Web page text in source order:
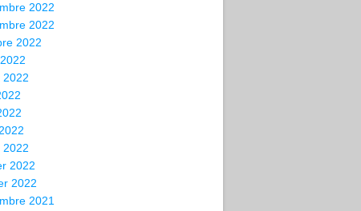
2022
2022
2022
2022
2022
2022
2022
2021